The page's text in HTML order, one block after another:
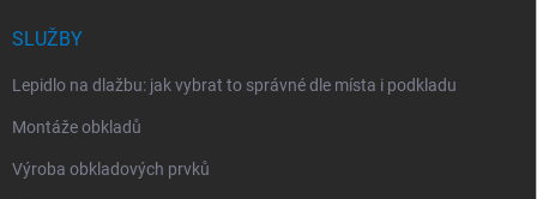
SLUŽBY
Lepidlo na dlažbu: jak vybrat to správné dle místa i podkladu
Montáže obkladů
Výroba obkladových prvků